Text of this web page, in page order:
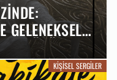
GELENEKSEL
KIŞISEL SERGILER